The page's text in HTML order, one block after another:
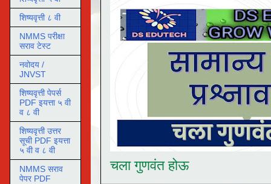
चला गुणवंत होऊ
शिष्यवृत्ती ८ वी
NMMS परीक्षा
सराव टेस्ट
नवोदय /
JNVST
शिष्यवृत्ती पेपर्स
PDF इयत्ता ५ वी
व ८ वी
शिष्यवृत्ती उत्तर
सूची PDF इयत्ता
५ वी व ८ वी
NMMS सराव
पेपर PDF